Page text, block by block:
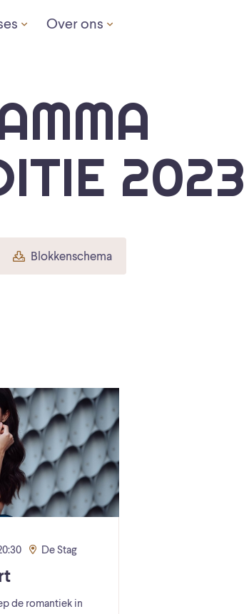
Over ons
2023
Blokkenschema
De Stag
de romantiek in